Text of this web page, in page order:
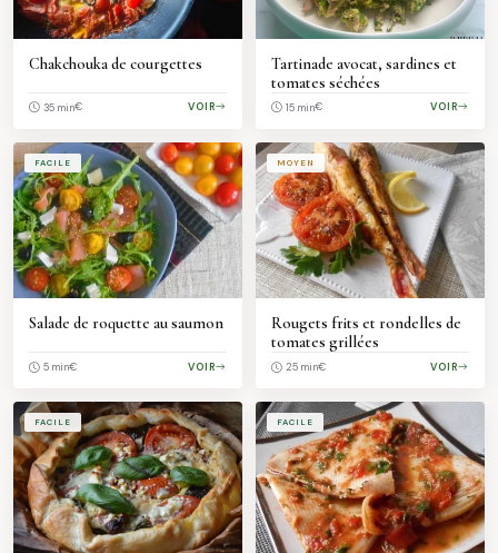
Chakchouka de courgettes
35 min€ VOIR
Tartinade avocat, sardines et
tomates séchées
15 min€ VOIR
FACILE
Salade de roquette au saumon
5 min€ VOIR
MOYEN
Rougets frits et rondelles de
tomates grillées
25 min€ VOIR
FACILE FACILE